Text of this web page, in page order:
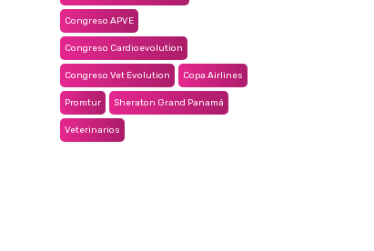
Congreso APVE
Congreso Cardioevolution
Congreso Vet Evolution Copa Airlines
Promtur Sheraton Grand Panamá
Veterinarios